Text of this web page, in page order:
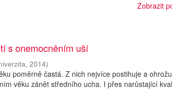
Zobrazit
s onemocněním uší
,2014)
poměrně častá. Z nich nejvíce postihuje a
věku zánět středního ucha. I přes narůstající